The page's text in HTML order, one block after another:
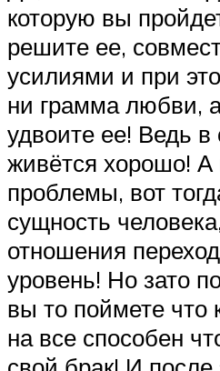
которую вы
решите ее,
усилиями и при
ни грамма любви,
удвоите ее! Ведь в
живётся хорошо! А
проблемы, вот
сущность
отношения
уровень! Но зато
вы то поймете что
на все способен